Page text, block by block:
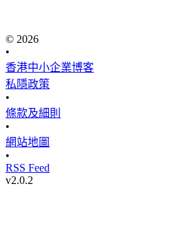
© 2026
•
香港中小企業博客
私隱政策
•
條款及細則
•
網站地圖
•
RSS Feed
v2.0.2